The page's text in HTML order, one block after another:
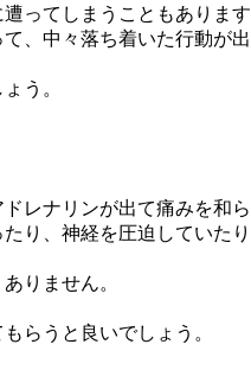
ってしまうこともあります
、中々落ち着いた行動が
う。
レナリンが出て痛みを和ら
り、神経を圧迫していた
りません。
らうと良いでしょう。